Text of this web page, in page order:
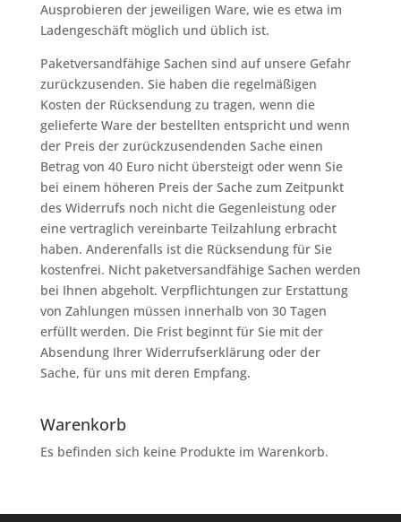
Ausprobieren der jeweiligen Ware, wie es etwa im
Ladengeschäft möglich und üblich ist.
Paketversandfähige Sachen sind auf unsere Gefahr
zurückzusenden. Sie haben die regelmäßigen
Kosten der Rücksendung zu tragen, wenn die
gelieferte Ware der bestellten entspricht und wenn
der Preis der zurückzusendenden Sache einen
Betrag von 40 Euro nicht übersteigt oder wenn Sie
bei einem höheren Preis der Sache zum Zeitpunkt
des Widerrufs noch nicht die Gegenleistung oder
eine vertraglich vereinbarte Teilzahlung erbracht
haben. Anderenfalls ist die Rücksendung für Sie
kostenfrei. Nicht paketversandfähige Sachen werden
bei Ihnen abgeholt. Verpflichtungen zur Erstattung
von Zahlungen müssen innerhalb von 30 Tagen
erfüllt werden. Die Frist beginnt für Sie mit der
Absendung Ihrer Widerrufserklärung oder der
Sache, für uns mit deren Empfang.
Warenkorb
Es befinden sich keine Produkte im Warenkorb.